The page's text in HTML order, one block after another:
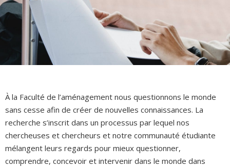
À la Faculté de l’aménagement nous questionnons le monde
sans cesse afin de créer de nouvelles connaissances. La
recherche s’inscrit dans un processus par lequel nos
chercheuses et chercheurs et notre communauté étudiante
mélangent leurs regards pour mieux questionner,
comprendre, concevoir et intervenir dans le monde dans